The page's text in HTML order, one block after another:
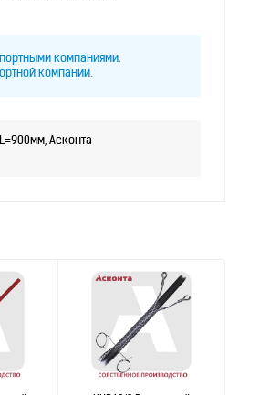
компаниями.
компании.
Асконта